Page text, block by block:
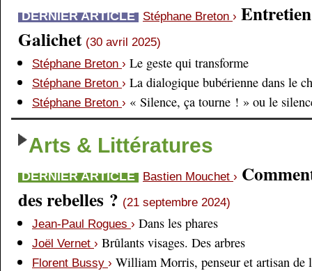
DERNIER ARTICLE Stéphane Breton ›
Galichet (30 avril 2025)
Stéphane Breton › Le geste qui transforme
Stéphane Breton › La dialogique bubérienne dans le
Stéphane Breton › « Silence, ça tourne ! » ou le
Arts & Littératures
DERNIER ARTICLE Bastien Mouchet ›
des rebelles ? (21 septembre 2024)
Jean-Paul Rogues › Dans les phares
Joël Vernet › Brûlants visages. Des arbres
Florent Bussy › William Morris, penseur et artisan de